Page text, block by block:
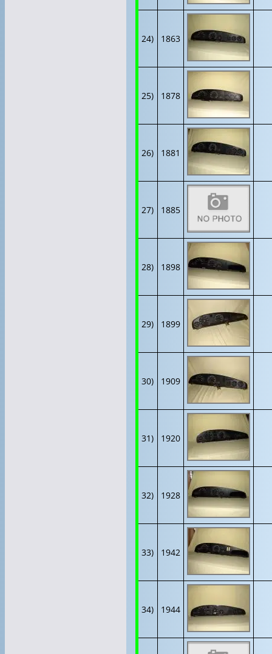
24) 1863
25) 1878
26) 1881
27) 1885
28) 1898
29) 1899
30) 1909
31) 1920
32) 1928
33) 1942
34) 1944